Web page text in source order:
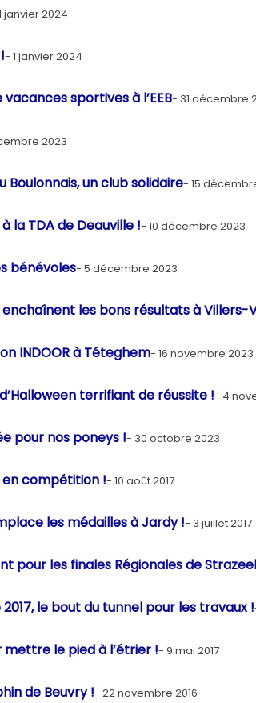
janvier 2024
1 janvier 2024
sportives à l’EEB 31 décembre
2023
Boulonnais, un club solidaire 15
la TDA de Deauville ! 10 décembre 2023
bénévoles 5 décembre 2023
enchaînent les bons résultats à
INDOOR à Téteghem 16 novembre 2023
terrifiant de réussite ! 4
pour nos poneys ! 30 octobre 2023
compétition ! 10 août 2017
les médailles à Jardy ! 3 juillet 2017
pour les finales Régionales de
le bout du tunnel pour les travaux !
le pied à l’étrier ! 9 mai 2017
de Beuvry ! 22 novembre 2016